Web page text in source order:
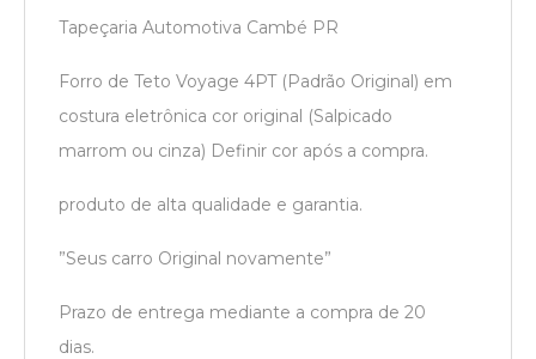
Tapeçaria Automotiva Cambé PR
Forro de Teto Voyage 4PT (Padrão Original) em
costura eletrônica cor original (Salpicado
marrom ou cinza) Definir cor após a compra.
produto de alta qualidade e garantia.
”Seus carro Original novamente”
Prazo de entrega mediante a compra de 20
dias.